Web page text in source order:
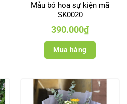
Mẫu bó hoa sự kiện mã
SK0020
390.000₫
Mua hàng